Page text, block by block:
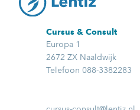
Cursus & Consult
Europa 1
2672 ZX Naaldwijk
Telefoon 088-3382283